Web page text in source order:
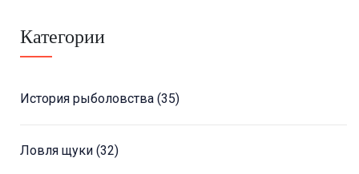
Категории
История рыболовства (35)
Ловля щуки (32)